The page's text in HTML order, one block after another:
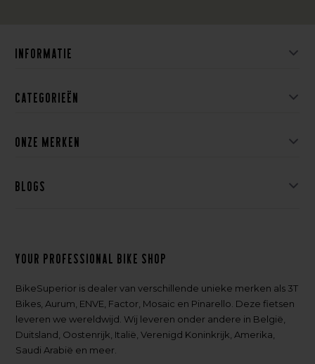
Informatie
Categorieën
Onze merken
Blogs
Your professional bike shop
BikeSuperior is dealer van verschillende unieke merken als 3T
Bikes, Aurum, ENVE, Factor, Mosaic en Pinarello. Deze fietsen
leveren we wereldwijd. Wij leveren onder andere in België,
Duitsland, Oostenrijk, Italië, Verenigd Koninkrijk, Amerika,
Saudi Arabië en meer.